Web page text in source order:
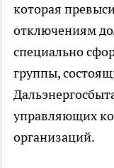
которая
отключениям
специально
группы,
управляющих
организаций.